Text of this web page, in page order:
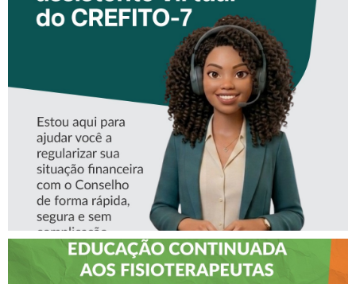
CONHEÇA A ‘ALINE’,
ASSISTENTE VIRTUAL DO
CREFITO-7